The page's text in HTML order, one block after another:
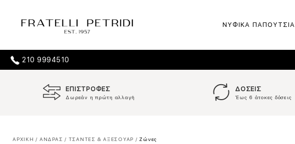
ΝΥΦΙΚΑ ΠΑΠΟΥΤΣΙΑ
210 9994510
ΕΠΙΣΤΡΟΦΕΣ
Δωρεάν η πρώτη αλλαγή
ΔΟΣΕΙΣ
Έως 6 άτοκες δόσεις
ΑΡΧΙΚΗ / ΑΝΔΡΑΣ / ΤΣΑΝΤΕΣ & ΑΞΕΣΟΥΑΡ / Ζώνες